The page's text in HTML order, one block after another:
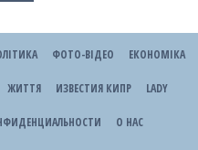
ФОТО-ВІДЕО ЕКОНОМІКА
ЖИТТЯ ИЗВЕСТИЯ КИПР LADY
О НАС